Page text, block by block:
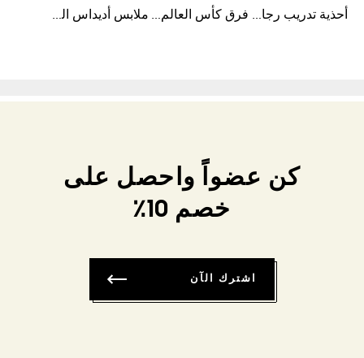
أحذية تدريب رجالية
فرق كأس العالم FIFA 26™ ملابس أديداس الرجالية
كن عضواً واحصل على
خصم 10٪
اشترك الآن